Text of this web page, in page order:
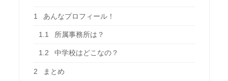
1 あんなプロフィール！
1.1 所属事務所は？
1.2 中学校はどこなの？
2 まとめ